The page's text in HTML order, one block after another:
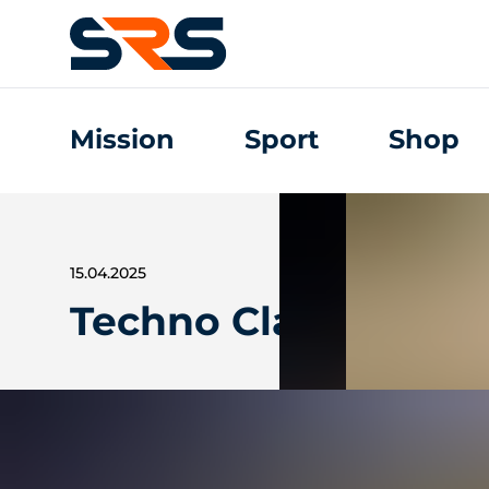
Mission Sport Shop
15.04.2025
Techno Classica